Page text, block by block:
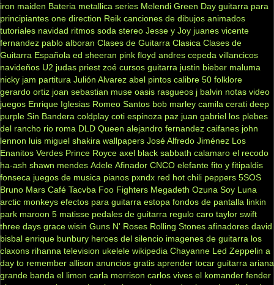
iron maiden Bateria metallica series Melendi Green Day guitarra para
principiantes one direction Reik canciones de dibujos animados
tutoriales navidad ritmos soda stereo Jesse y Joy juanes vicente
fernandez pablo alboran Clases de Guitarra Clasica Clases de
Guitarra Española ed sheeran pink floyd andres cepeda villancicos
navideños U2 judas priest zoé cursos guitarra justin bieber maluma
nicky jam partitura Julión Alvarez abel pintos calibre 50 folklore
gerardo ortiz joan sebastian muse oasis rasgueos j balvin notas video
juegos Enrique Iglesias Romeo Santos bob marley camila cerati deep
purple Sin Bandera coldplay coti espinoza paz juan gabriel los plebes
del rancho rio roma DLD Queen alejandro fernandez caifanes john
lennon luis miguel shakira wallpapers José Alfredo Jiménez Los
Enanitos Verdes Prince Royce axel black sabbath calamaro el recodo
ha-ash shawn mendes Adele Afinador CNCO elefante fito y fitipaldis
fonseca juegos de musica pianos pxndx red hot chili peppers 5SOS
Bruno Mars Café Tacvba Foo Fighters Megadeth Ozuna Soy Luna
arctic monkeys efectos para guitarra estopa fondos de pantalla linkin
park maroon 5 matisse pedales de guitarra regulo caro taylor swift
three days grace wisin Guns N' Roses Rolling Stones afinadores david
bisbal enrique bunbury heroes del silencio imagenes de guitarra los
claxons rihanna television ukelele wikipedia Chayanne Led Zeppelin a
day to remember allison anuncios gratis aprender tocar guitarra ariana
grande banda el limon carla morrison carlos vives el komander fender